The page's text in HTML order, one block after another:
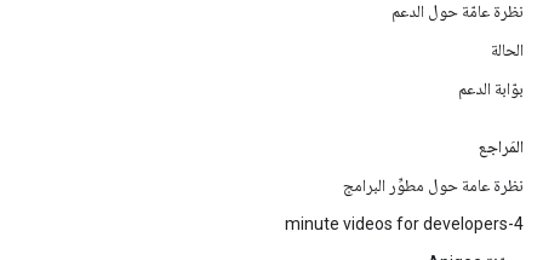
نظرة عامّة حول الدعم
الحالة
بوّابة الدعم
المَراجع
نظرة عامة حول مطوِّر البرامج
4-minute videos for developers